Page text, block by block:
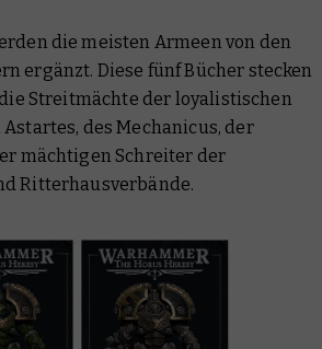
die meisten Armeen von den
ergänzt. Diese fünf Bücher stecken
Streitmächte der loyalistischen
des Mechanicus, der
mächtigen Schreiter der
Ritterhausverbände.